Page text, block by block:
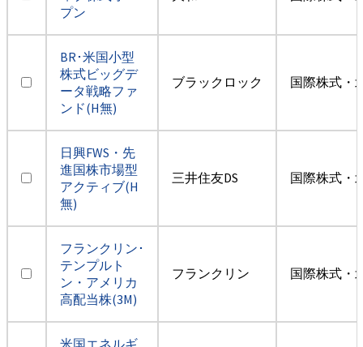
プン
BR･米国小型
株式ビッグデ
ータ戦略ファ
ンド(H無)
ブラックロック 国際株式・
日興FWS・先
進国株市場型
アクティブ(H
無)
三井住友DS 国際株式・
フランクリン･
テンプルト
ン・アメリカ
高配当株(3M)
フランクリン 国際株式・
米国エネルギ